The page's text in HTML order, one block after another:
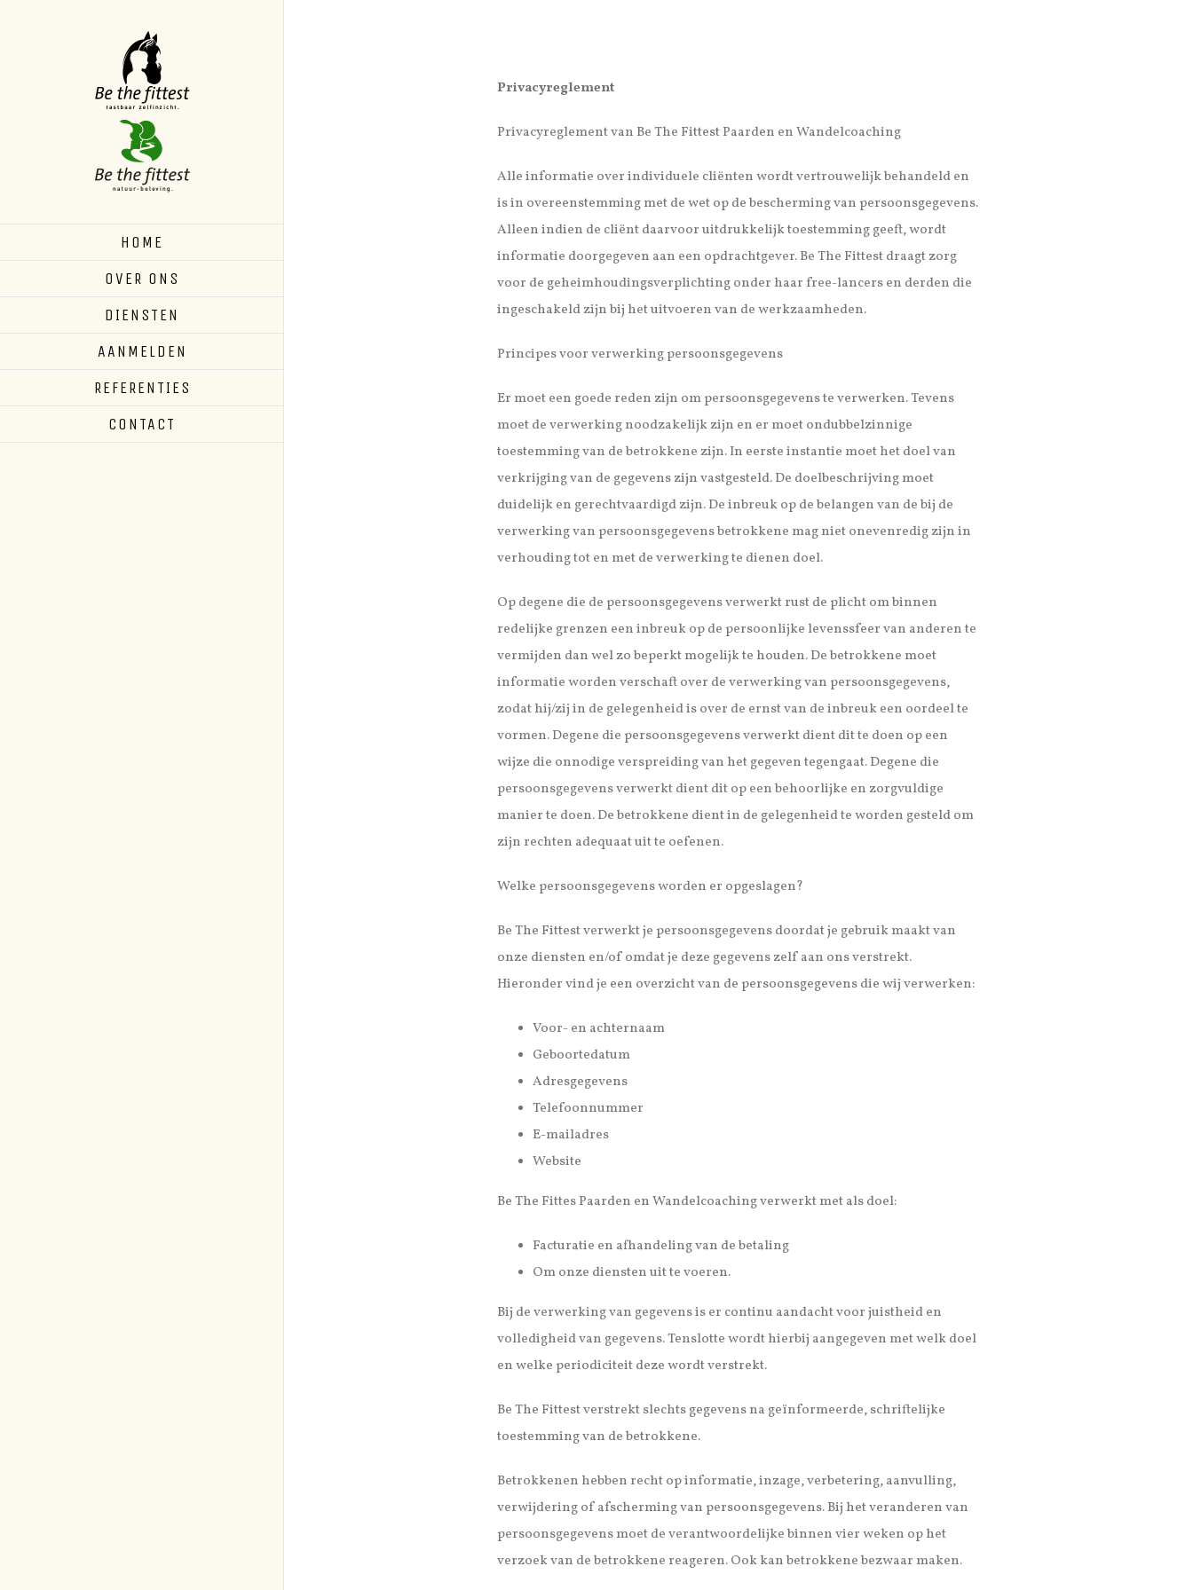
HOME
OVER ONS
DIENSTEN
AANMELDEN
REFERENTIES
CONTACT
Privacyreglement
Privacyreglement van Be The Fittest Paarden en Wandelcoaching
Alle informatie over individuele cliënten wordt vertrouwelijk behandeld en
is in overeenstemming met de wet op de bescherming van persoonsgegevens.
Alleen indien de cliënt daarvoor uitdrukkelijk toestemming geeft, wordt
informatie doorgegeven aan een opdrachtgever. Be The Fittest draagt zorg
voor de geheimhoudingsverplichting onder haar free-lancers en derden die
ingeschakeld zijn bij het uitvoeren van de werkzaamheden.
Principes voor verwerking persoonsgegevens
Er moet een goede reden zijn om persoonsgegevens te verwerken. Tevens
moet de verwerking noodzakelijk zijn en er moet ondubbelzinnige
toestemming van de betrokkene zijn. In eerste instantie moet het doel van
verkrijging van de gegevens zijn vastgesteld. De doelbeschrijving moet
duidelijk en gerechtvaardigd zijn. De inbreuk op de belangen van de bij de
verwerking van persoonsgegevens betrokkene mag niet onevenredig zijn in
verhouding tot en met de verwerking te dienen doel.
Op degene die de persoonsgegevens verwerkt rust de plicht om binnen
redelijke grenzen een inbreuk op de persoonlijke levenssfeer van anderen te
vermijden dan wel zo beperkt mogelijk te houden. De betrokkene moet
informatie worden verschaft over de verwerking van persoonsgegevens,
zodat hij/zij in de gelegenheid is over de ernst van de inbreuk een oordeel te
vormen. Degene die persoonsgegevens verwerkt dient dit te doen op een
wijze die onnodige verspreiding van het gegeven tegengaat. Degene die
persoonsgegevens verwerkt dient dit op een behoorlijke en zorgvuldige
manier te doen. De betrokkene dient in de gelegenheid te worden gesteld om
zijn rechten adequaat uit te oefenen.
Welke persoonsgegevens worden er opgeslagen?
Be The Fittest verwerkt je persoonsgegevens doordat je gebruik maakt van
onze diensten en/of omdat je deze gegevens zelf aan ons verstrekt.
Hieronder vind je een overzicht van de persoonsgegevens die wij verwerken:
Voor- en achternaam
Geboortedatum
Adresgegevens
Telefoonnummer
E-mailadres
Website
Be The Fittes Paarden en Wandelcoaching verwerkt met als doel:
Facturatie en afhandeling van de betaling
Om onze diensten uit te voeren.
Bij de verwerking van gegevens is er continu aandacht voor juistheid en
volledigheid van gegevens. Tenslotte wordt hierbij aangegeven met welk doel
en welke periodiciteit deze wordt verstrekt.
Be The Fittest verstrekt slechts gegevens na geïnformeerde, schriftelijke
toestemming van de betrokkene.
Betrokkenen hebben recht op informatie, inzage, verbetering, aanvulling,
verwijdering of afscherming van persoonsgegevens. Bij het veranderen van
persoonsgegevens moet de verantwoordelijke binnen vier weken op het
verzoek van de betrokkene reageren. Ook kan betrokkene bezwaar maken.